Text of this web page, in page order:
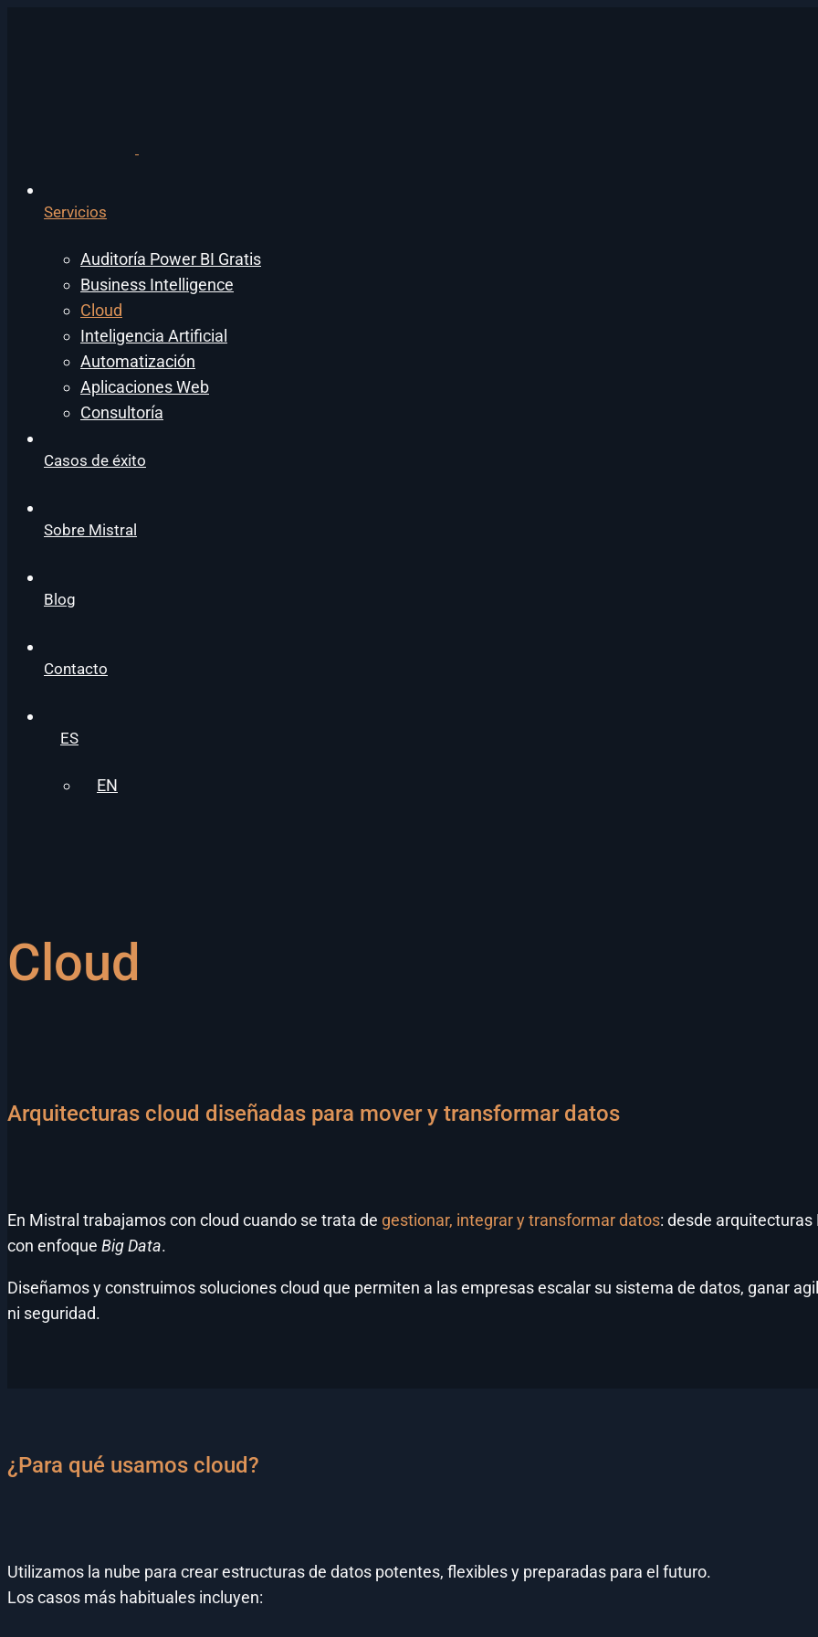
Servicios
Auditoría Power BI Gratis
Business Intelligence
Cloud
Inteligencia Artificial
Automatización
Aplicaciones Web
Consultoría
Casos de éxito
Sobre Mistral
Blog
Contacto
ES
EN
Cloud
Arquitecturas cloud diseñadas para mover y transformar datos
En Mistral trabajamos con cloud cuando se trata de gestionar, integrar y transformar datos: desde
con enfoque Big Data.
Diseñamos y construimos soluciones cloud que permiten a las empresas escalar su sistema de datos, ganar
ni seguridad.
¿Para qué usamos cloud?
Utilizamos la nube para crear estructuras de datos potentes, flexibles y preparadas para el futuro.
Los casos más habituales incluyen: